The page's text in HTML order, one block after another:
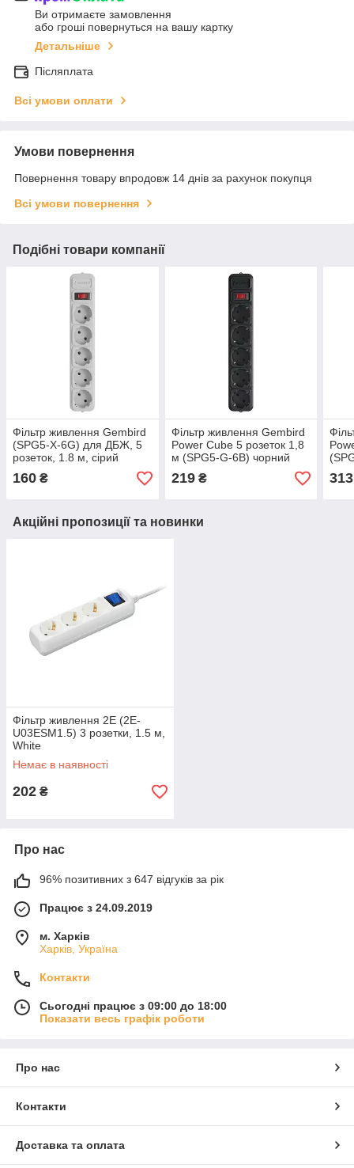
Ви отримаєте замовлення
або гроші повернуться на вашу картку
Детальніше
Післяплата
Всі умови оплати
Умови повернення
Повернення товару впродовж 14 днів за рахунок покупця
Всі умови повернення
Подібні товари компанії
Фільтр живлення Gembird
(SPG5-X-6G) для ДБЖ, 5
розеток, 1.8 м, сірий
160 ₴
Фільтр живлення Gembird
Power Cube 5 розеток 1,8
м (SPG5-G-6B) чорний
219₴ 313
Акційні пропозиції та новинки
Фільтр живлення 2E (2E-
U03ESM1.5) 3 розетки, 1.5 м,
White
Немає в наявності
202 ₴
Про нас
96% позитивних з 647 відгуків за рік
Працює з 24.09.2019
м. Харків
Харків, Україна
Контакти
Сьогодні працює з 09:00 до 18:00
Показати весь графік роботи
Про нас
Контакти
Доставка та оплата